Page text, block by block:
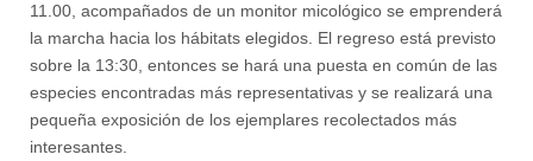
11.00, acompañados de un monitor micológico se emprenderá
la marcha hacia los hábitats elegidos. El regreso está previsto
sobre la 13:30, entonces se hará una puesta en común de las
especies encontradas más representativas y se realizará una
pequeña exposición de los ejemplares recolectados más
interesantes.